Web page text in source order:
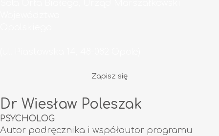
Zapisz się
Dr Wiesław Poleszak
PSYCHOLOG
Autor podręcznika i współautor programu